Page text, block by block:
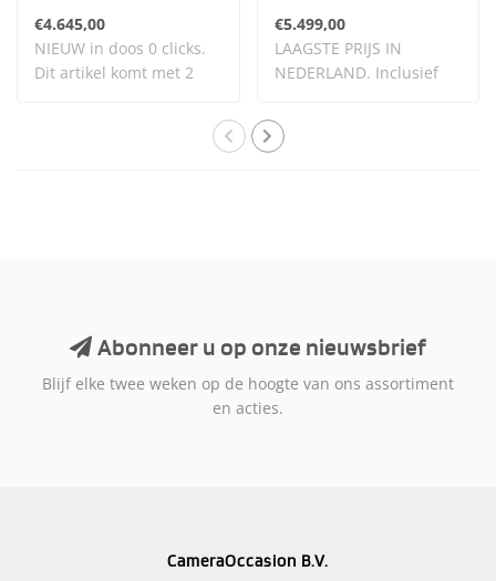
€4.645,00
NIEUW in doos 0 clicks.
Dit artikel komt met 2
€5.499,00
LAAGSTE PRIJS IN
NEDERLAND. Inclusief
Abonneer u op onze nieuwsbrief
Blijf elke twee weken op de hoogte van ons assortiment
en acties.
CameraOccasion B.V.